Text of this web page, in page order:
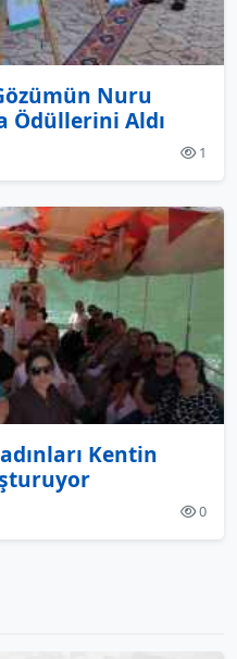
Nuru
Ödüllerini Aldı
1
Kentin
0